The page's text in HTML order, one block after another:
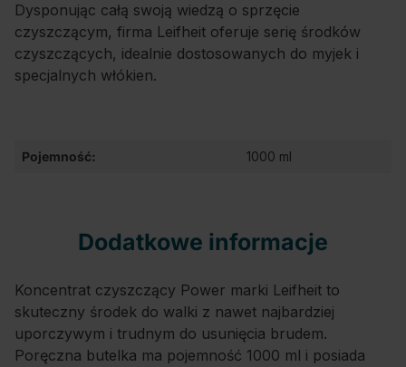
Dysponując całą swoją wiedzą o sprzęcie
czyszczącym, firma Leifheit oferuje serię środków
czyszczących, idealnie dostosowanych do myjek i
specjalnych włókien.
Pojemność: 1000 ml
Dodatkowe informacje
Koncentrat czyszczący Power marki Leifheit to
skuteczny środek do walki z nawet najbardziej
uporczywym i trudnym do usunięcia brudem.
Poręczna butelka ma pojemność 1000 ml i posiada